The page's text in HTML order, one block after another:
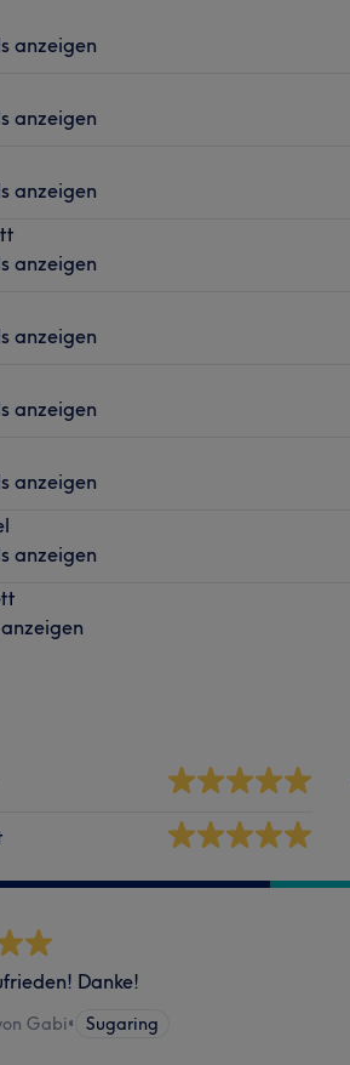
anzeigen
anzeigen
anzeigen
anzeigen
anzeigen
anzeigen
anzeigen
anzeigen
Danke!
Gabi• Sugaring